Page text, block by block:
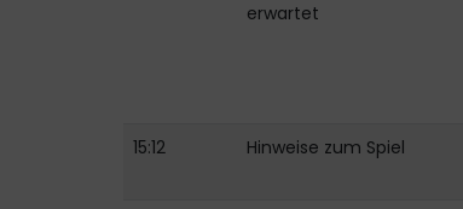
erwartet
15:12
Hinweise zum Spiel